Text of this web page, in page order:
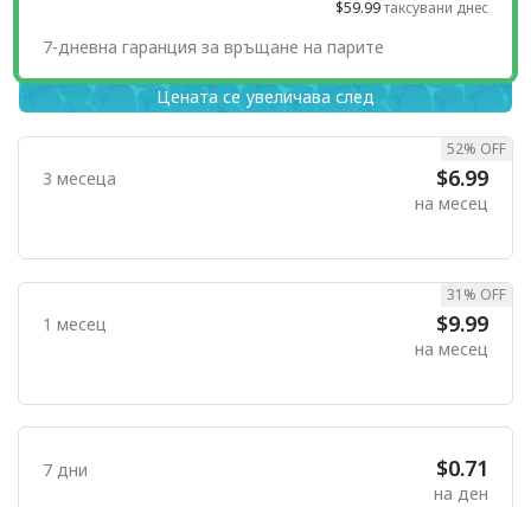
$59.99таксувани днес
7-дневна гаранция за връщане на парите
Цената се увеличава след
3 месеца $6.99
на месец
52% OFF
1 месец $9.99
на месец
31% OFF
7 дни $0.71
на ден